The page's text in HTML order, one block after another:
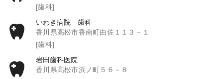
[歯科]
いわき病院 歯科
香川県高松市香南町由佐１１３－１
[歯科]
岩田歯科医院
香川県高松市浜ノ町５６－８